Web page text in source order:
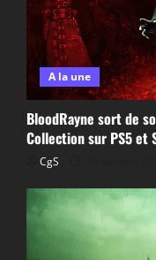
A la une
BloodRayne sort de
Collection sur PS5 et
CgS